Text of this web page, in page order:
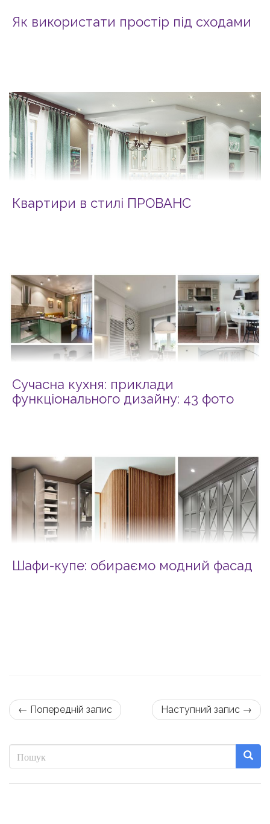
Як використати простір під сходами
Квартири в стилі ПРОВАНС
Сучасна кухня: приклади
функціонального дизайну: 43 фото
Шафи-купе: обираємо модний фасад
← Попередній запис Наступний запис →